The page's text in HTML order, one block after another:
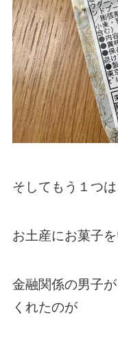
そしてもう１つ
お土産にお菓子
金融関係の男子
くれたのが